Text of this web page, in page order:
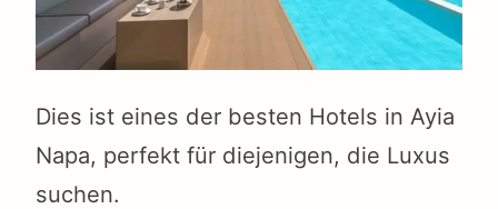
Dies ist eines der besten Hotels in Ayia
Napa, perfekt für diejenigen, die Luxus
suchen.